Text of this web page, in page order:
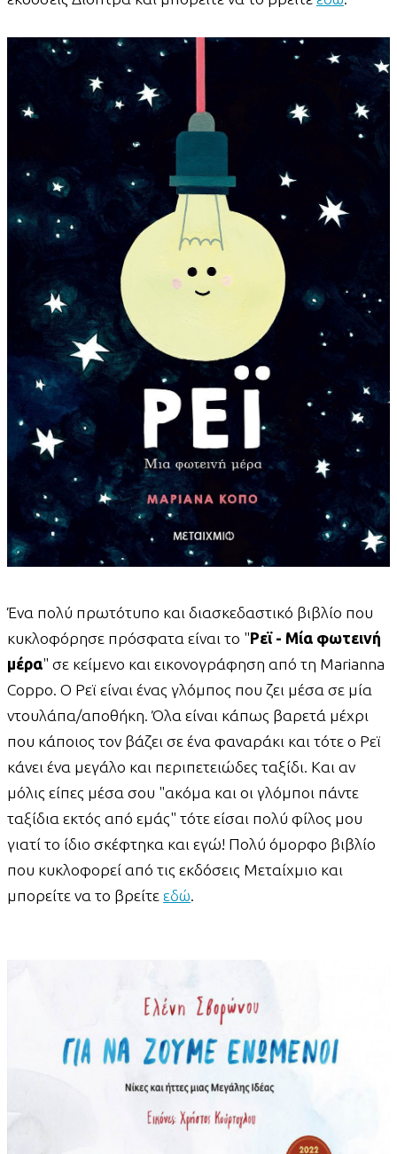
Ένα πολύ πρωτότυπο και διασκεδαστικό βιβλίο που
κυκλοφόρησε πρόσφατα είναι το "Ρεϊ - Μία φωτεινή
μέρα" σε κείμενο και εικονογράφηση από τη Marianna
Coppo. Ο Ρεϊ είναι ένας γλόμπος που ζει μέσα σε μία
ντουλάπα/αποθήκη. Όλα είναι κάπως βαρετά μέχρι
που κάποιος τον βάζει σε ένα φαναράκι και τότε ο Ρεϊ
κάνει ένα μεγάλο και περιπετειώδες ταξίδι. Και αν
μόλις είπες μέσα σου "ακόμα και οι γλόμποι πάντε
ταξίδια εκτός από εμάς" τότε είσαι πολύ φίλος μου
γιατί το ίδιο σκέφτηκα και εγώ! Πολύ όμορφο βιβλίο
που κυκλοφορεί από τις εκδόσεις Μεταίχμιο και
μπορείτε να το βρείτε εδώ.